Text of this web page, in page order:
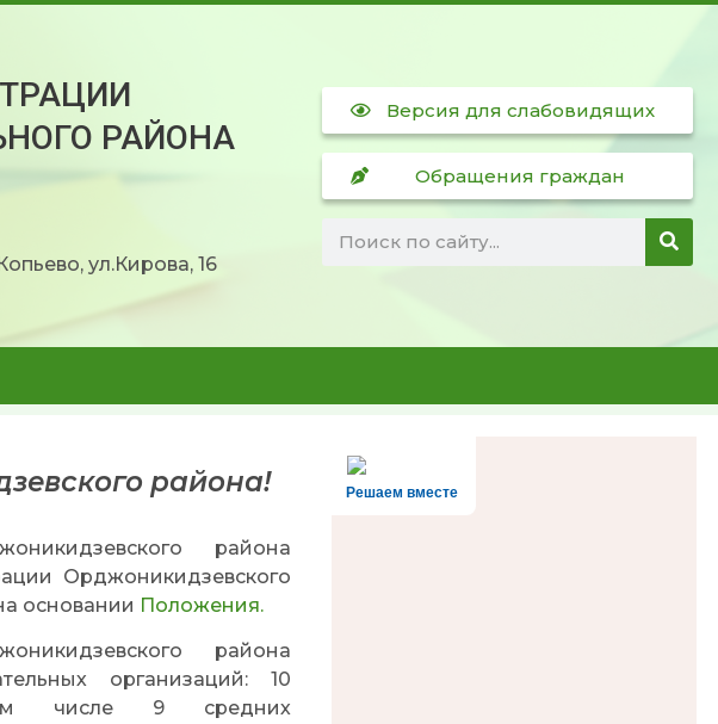
РАЙОНА
ул.Кирова, 16
Версия для слабовидящих
Обращения граждан
района!
района
Орджоникидзевского
основании Положения.
района
организаций: 10
числе 9 средних
Решаем вместе